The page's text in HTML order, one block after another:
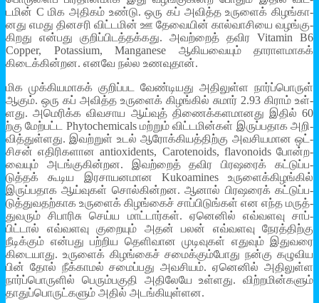
டமின் C மிக அதிகம் உண்டு. ஒரு கப் அவித்த உருளைக் கிழங்­கா­
னது எமது தின­சரி விட்­டமின் ஊ தேவையின் கால்­வா­சியை வழங்­கு­
கி­றது என்­பது குறிப்­பி­டத்­தக்­கது. அவற்றைத் தவிர Vitamin B6
Copper, Potassium, Manganese ஆகி­ய­வையும் தாரா­ள­மாகக்
கிடைக்­கின்­றன. எனவே நல்ல உண­வுதான்.
மிக முக்­கி­ய­மாகக் குறிப்­பட வேண்­டி­யது அதி­லுள்ள நார்ப்­பொருள்
ஆகும். ஒரு கப் அவித்த உருளைக் கிழங்கில் சுமார் 2.93 கிராம் உள்­
ளது. அமெ­ரிக்க விவ­சாய ஆய்வுத் திணைக்­க­ள­மா­னது இதில் 60
ற்கு மேற்­பட்ட Phytochemicals மற்றும் விட்­ட­மின்கள் இருப்­ப­தாக அறி­
வித்­துள்­ளது. இவற்றுள் உடல் ஆரோக்­கி­யத்­திற்கு அவ­சி­ய­மான ஒட்­
சிசன் எதி­ரி­க­ளான antioxidents, Carotenoids, flavonoids போன்­ற­
வையும் அடங்­கு­கின்­றன. இவற்றைத் தவிர பிர­ஷரைக் கட்­டுப்­ப­
டுத்தக் கூடிய இர­சா­ய­ன­மான Kukoamines உரு­ளைக்­கி­ழங்கில்
இருப்­ப­தாக ஆய்­வுகள் சொல்­கின்­றன. ஆனால் பிர­ஷரைக் கட்­டுப்­ப­
டுத்­து­வ­தற்­காக உருளைக் கிழங்கைச் சாப்­பி­டுங்கள் என எந்த மருத்­
து­வரும் சிபாரிசு செய்ய மாட்­டார்கள். ஏனெனில் எவ்­வ­ளவு சாப்­
பிட்டால் எவ்­வ­ளவு குறையும் அதன் பலன் எவ்­வ­ளவு நேரத்­திற்கு
நீடிக்கும் என்­பது பற்­றிய தெளி­வான முடி­வுகள் எதுவும் இது­வரை
கிடை­யாது. உருளைக் கிழங்கைச் சமைக்­கும்­போது நன்கு கழு­விய
பின் தோல் நீக்­காமல் சமைப்­பது அவ­சியம். ஏனெனில் அதி­லுள்ள
நார்ப்­பொ­ருளில் பெரும்­ப­குதி அதி­லேயே உள்­ளது. விற்­ற­மின்­களும்
தாதுப்­பொ­ருட்­களும் அதில் அடங்­கி­யுள்­ளன.